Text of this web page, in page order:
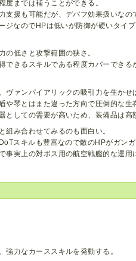
度までは補うことができる。
支援も可能だが、デバフ効果扱いなの
ジなのでHPは低いが防御が硬いタイ
の低さと攻撃範囲の狭さ。
できるスキルである程度カバーでき
ヴァンパイアリックの吸引力を生か
や琴とはまた違った方向で圧倒的な生
としての需要が高いため、装備品は高
組み合わせてみるのも面白い。
スキルも豊富なので敵のHPがガンガ
事実上の対ボス用の航空戦艦的な運用
強力なカーススキルを発動する。